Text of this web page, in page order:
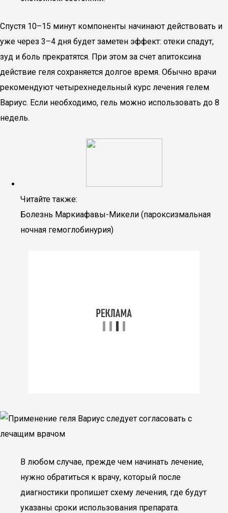
Спустя 10–15 минут компоненты начинают действовать и
уже через 3–4 дня будет заметен эффект: отеки спадут,
зуд и боль прекратятся. При этом за счет апитоксина
действие геля сохраняется долгое время. Обычно врачи
рекомендуют четырехнедельный курс лечения гелем
Вариус. Если необходимо, гель можно использовать до 8
недель.
Читайте также:
Болезнь Маркиафавы-Микели (пароксизмальная
ночная гемоглобинурия)
В любом случае, прежде чем начинать лечение,
нужно обратиться к врачу, который после
диагностики пропишет схему лечения, где будут
указаны сроки использования препарата.